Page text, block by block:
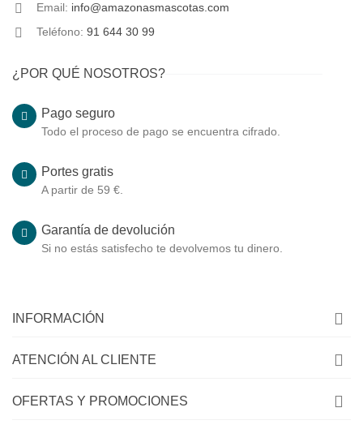
Email: info@amazonasmascotas.com
Teléfono: 91 644 30 99
¿POR QUÉ NOSOTROS?
Pago seguro
Todo el proceso de pago se encuentra cifrado.
Portes gratis
A partir de 59 €.
Garantía de devolución
Si no estás satisfecho te devolvemos tu dinero.
INFORMACIÓN
ATENCIÓN AL CLIENTE
OFERTAS Y PROMOCIONES